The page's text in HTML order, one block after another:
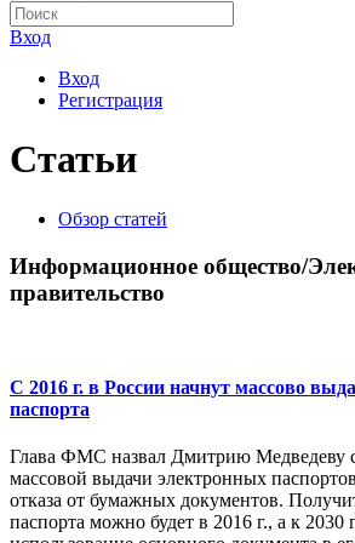
Вход
Вход
Регистрация
Статьи
Обзор статей
Информационное общество/
правительство
C 2016 г. в России начнут массово
паспорта
Глава ФМС назвал Дмитрию Медведеву
массовой выдачи электронных
отказа от бумажных документов.
паспорта можно будет в 2016 г., а к 2030